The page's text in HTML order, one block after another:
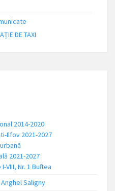
DE TAXI
2014-2020
Ilfov 2021-2027
2021-2027
VIII, Nr. 1 Buftea
Saligny